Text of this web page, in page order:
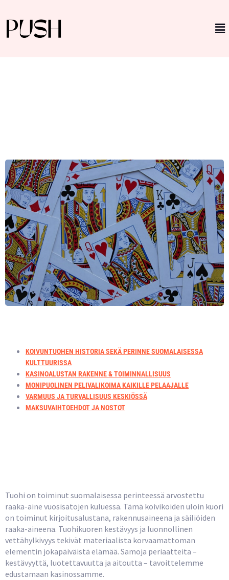
KOIVUNTUOHEN HISTORIA SEKÄ PERINNE SUOMALAISESSA
KULTTUURISSA
KASINOALUSTAN RAKENNE & TOIMINNALLISUUS
MONIPUOLINEN PELIVALIKOIMA KAIKILLE PELAAJALLE
VARMUUS JA TURVALLISUUS KESKIÖSSÄ
MAKSUVAIHTOEHDOT JA NOSTOT
Tuohi on toiminut suomalaisessa perinteessä arvostettu
raaka-aine vuosisatojen kuluessa. Tämä koivikoiden uloin kuori
on toiminut kirjoitusalustana, rakennusaineena ja säiliöiden
raaka-aineena. Tuohikuoren kestävyys ja luonnollinen
vettähylkivyys tekivät materiaalista korvaamattoman
elementin jokapäiväistä elämää. Samoja periaatteita –
kestävyyttä, luotettavuutta ja aitoutta – tavoittelemme
edustamaan kasinossamme.